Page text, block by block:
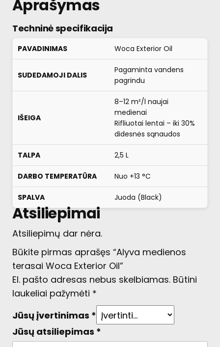
Aprašymas
Techninė specifikacija
PAVADINIMAS Woca Exterior Oil
SUDEDAMOJI DALIS
Pagaminta vandens
pagrindu
IŠEIGA
8–12 m²/l naujai
medienai
Rifliuotai lentai – iki 30%
didesnės sąnaudos
TALPA 2,5 L
DARBO TEMPERATŪRA Nuo +13 °C
SPALVA Juoda (Black)
Atsiliepimai
Atsiliepimų dar nėra.
Būkite pirmas aprašęs “Alyva medienos
terasai Woca Exterior Oil”
El. pašto adresas nebus skelbiamas. Būtini
laukeliai pažymėti *
Jūsų įvertinimas *
Jūsų atsiliepimas *